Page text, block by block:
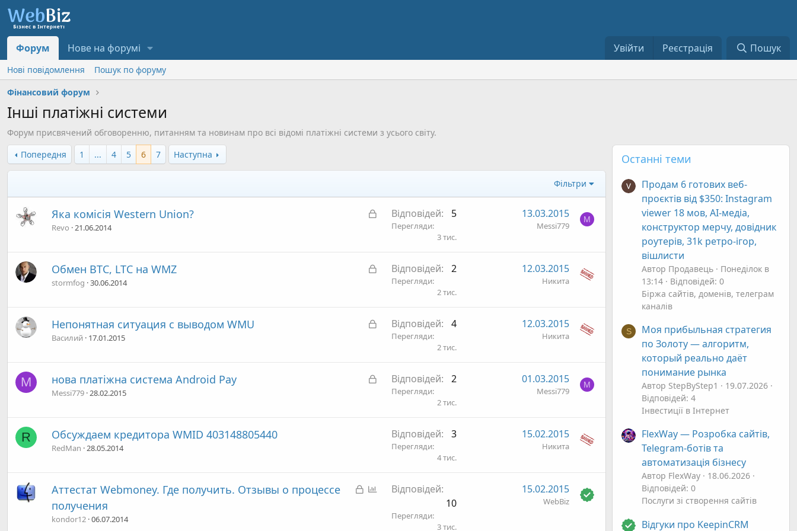
Форум Нове на форумі Увійти Реєстрація Пошук
Нові повідомлення
Пошук по форуму
Фінансовий форум
Інші платіжні системи
Форум присвячений обговоренню, питанням та новинам про всі відомі платіжні системи з усього світу.
Попередня
1 ... 4 5 6 7 Наступна
Фільтри
З
и
Яка комісія Western Union?
Revo 21.06.2014
Відповідей 5
Перегляди
3 тис.
13.03.2015
Messi779
M
З
и
Обмен BTC, LTC на WMZ
stormfog 30.06.2014
Відповідей 2
Перегляди
2 тис.
12.03.2015
Никита
З
и
Непонятная ситуация с выводом WMU
Василий 17.01.2015
Відповідей 4
Перегляди
2 тис.
12.03.2015
Никита
M
З
нова платіжна система Android Pay
Messi779 28.02.2015
Відповідей 2
Перегляди
2 тис.
01.03.2015
Messi779
M
R Обсуждаем кредитора WMID 403148805440
RedMan 28.05.2014
Відповідей 3
Перегляди
4 тис.
15.02.2015
Никита
З
О
Аттестат Webmoney. Где получить. Отзывы о процессе
получения
kondor12 06.07.2014
Відповідей
10
Перегляди
3 тис.
15.02.2015
WebBiz
Останні теми
Продам 6 готових веб-
проєктів від $350: Instagram
viewer 18 мов, AI-медіа,
конструктор мерчу, довідник
роутерів, 31k ретро-ігор,
вішлисти
Автор Продавець
Понеділок в
13:14
Відповідей: 0
Біржа сайтів, доменів, телеграм
каналів
S
Моя прибыльная стратегия
по Золоту — алгоритм,
который реально даёт
понимание рынка
Автор StepByStep1
19.07.2026
Відповідей: 4
Інвестиції в Інтернет
FlexWay — Розробка сайтів,
Telegram-ботів та
автоматизація бізнесу
Автор FlexWay
18.06.2026
Відповідей: 0
Послуги зі створення сайтів
Відгуки про KeepinCRM